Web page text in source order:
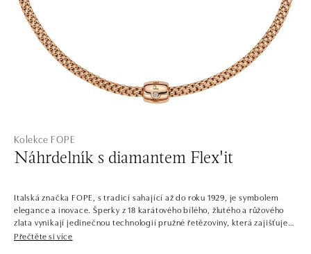
Kolekce FOPE
Náhrdelník s diamantem Flex'it
Italská značka FOPE, s tradicí sahající až do roku 1929, je symbolem
elegance a inovace. Šperky z 18 karátového bílého, žlutého a růžového
zlata vynikají jedinečnou technologií pružné řetězoviny, která zajišťuje
výjimečný komfort a styl. Jsou skvělé pro každou příležitost, pro ženy i
Přečtěte si více